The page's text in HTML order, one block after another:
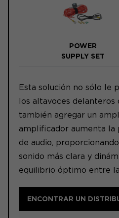
POWER
SUPPLY SET
Esta solución no sólo le
los altavoces delanteros
también agregar un
amplificador aumenta la
de audio,
sonido más clara y
equilibrio óptimo entre
ENCONTRAR UN